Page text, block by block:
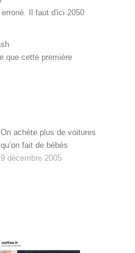
Il faut d'ici 2050
que cette première
On achète plus de voitures
qu’on fait de bébés
9 décembre 2005